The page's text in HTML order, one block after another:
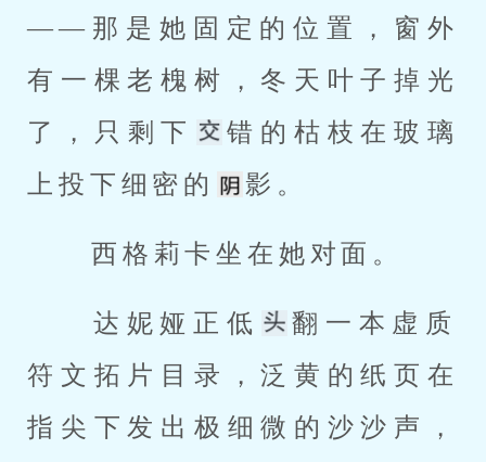
——那是她固定的位置，窗外
有一棵老槐树，冬天叶子掉光
了，只剩下
错的枯枝在玻璃
上投下细密的
影。
西格莉卡坐在她对面。
达妮娅正低
翻一本虚质
符文拓片目录，泛黄的纸页在
指尖下发出极细微的沙沙声，